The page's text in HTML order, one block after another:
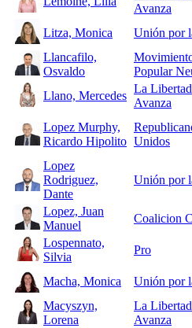
Avanza
Litza, Monica Unión por
Llancafilo,
Osvaldo
Popular
Llano, Mercedes
La Libertad
Avanza
Lopez Murphy,
Ricardo Hipolito Unidos
Lopez
Rodriguez,
Dante
Unión por
Lopez, Juan
Manuel
Coalicion
Lospennato,
Silvia
Pro
Macha, Monica Unión por
Macyszyn,
Lorena
La Libertad
Avanza